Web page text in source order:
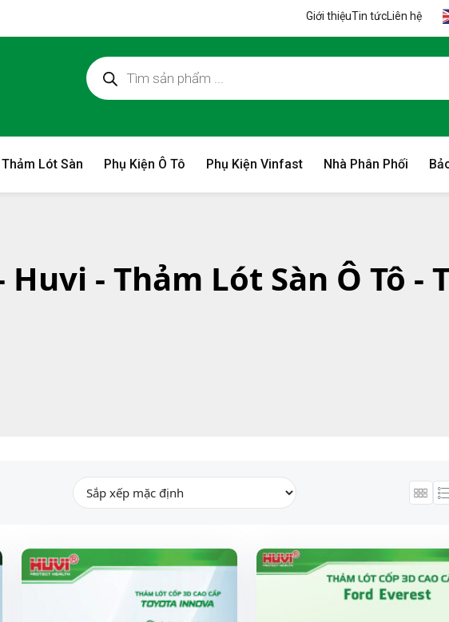
Giới thiệuTin tứcLiên hệ
Thảm Lót Sàn Phụ Kiện Ô Tô Phụ Kiện Vinfast Nhà Phân Phối
- Thảm Lót Sàn Ô Tô -